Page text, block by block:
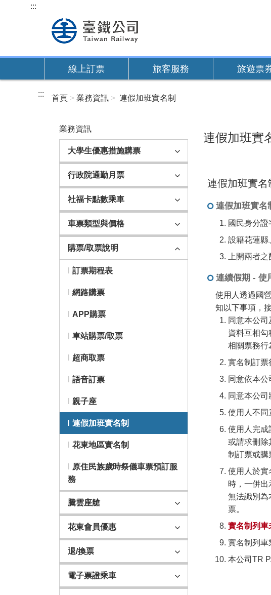
內
:::
線上訂票 旅客服務 旅遊票
::: 首頁 業務資訊 連假加班實名制
業務資訊
大學生優惠措施購票
行政院通勤月票
社福卡點數乘車
車票類型與價格
購票/取票說明
訂票期程表
網路購票
APP購票
車站購票/取票
超商取票
語音訂票
親子座
連假加班實名制
花東地區實名制
原住民族歲時祭儀車票預訂服
務
騰雲座艙
花東會員優惠
退/換票
電子票證乘車
連假加班實
連假加班實名
連假加班實名
國民身分證
設籍花蓮縣
上開兩者
連續假期 - 使
使用人透過國
知以下事項，
同意本公
資料互相
相關票務行
實名制訂票
同意依本公
同意本公
使用人不同
使用人完成
或請求刪除
制訂票或購
使用人於實
時，一併出
無法識別為
票。
實名制列車
實名制列車
本公司TR